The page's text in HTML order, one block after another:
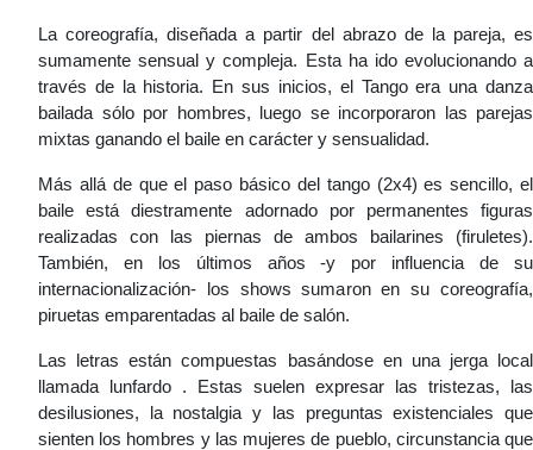
La coreografía, diseñada a partir del abrazo de la pareja, es
sumamente sensual y compleja. Esta ha ido evolucionando a
través de la historia. En sus inicios, el Tango era una danza
bailada sólo por hombres, luego se incorporaron las parejas
mixtas ganando el baile en carácter y sensualidad.
Más allá de que el paso básico del tango (2x4) es sencillo, el
baile está diestramente adornado por permanentes figuras
realizadas con las piernas de ambos bailarines (firuletes).
También, en los últimos años -y por influencia de su
internacionalización- los shows sumaron en su coreografía,
piruetas emparentadas al baile de salón.
Las letras están compuestas basándose en una jerga local
llamada lunfardo . Estas suelen expresar las tristezas, las
desilusiones, la nostalgia y las preguntas existenciales que
sienten los hombres y las mujeres de pueblo, circunstancia que